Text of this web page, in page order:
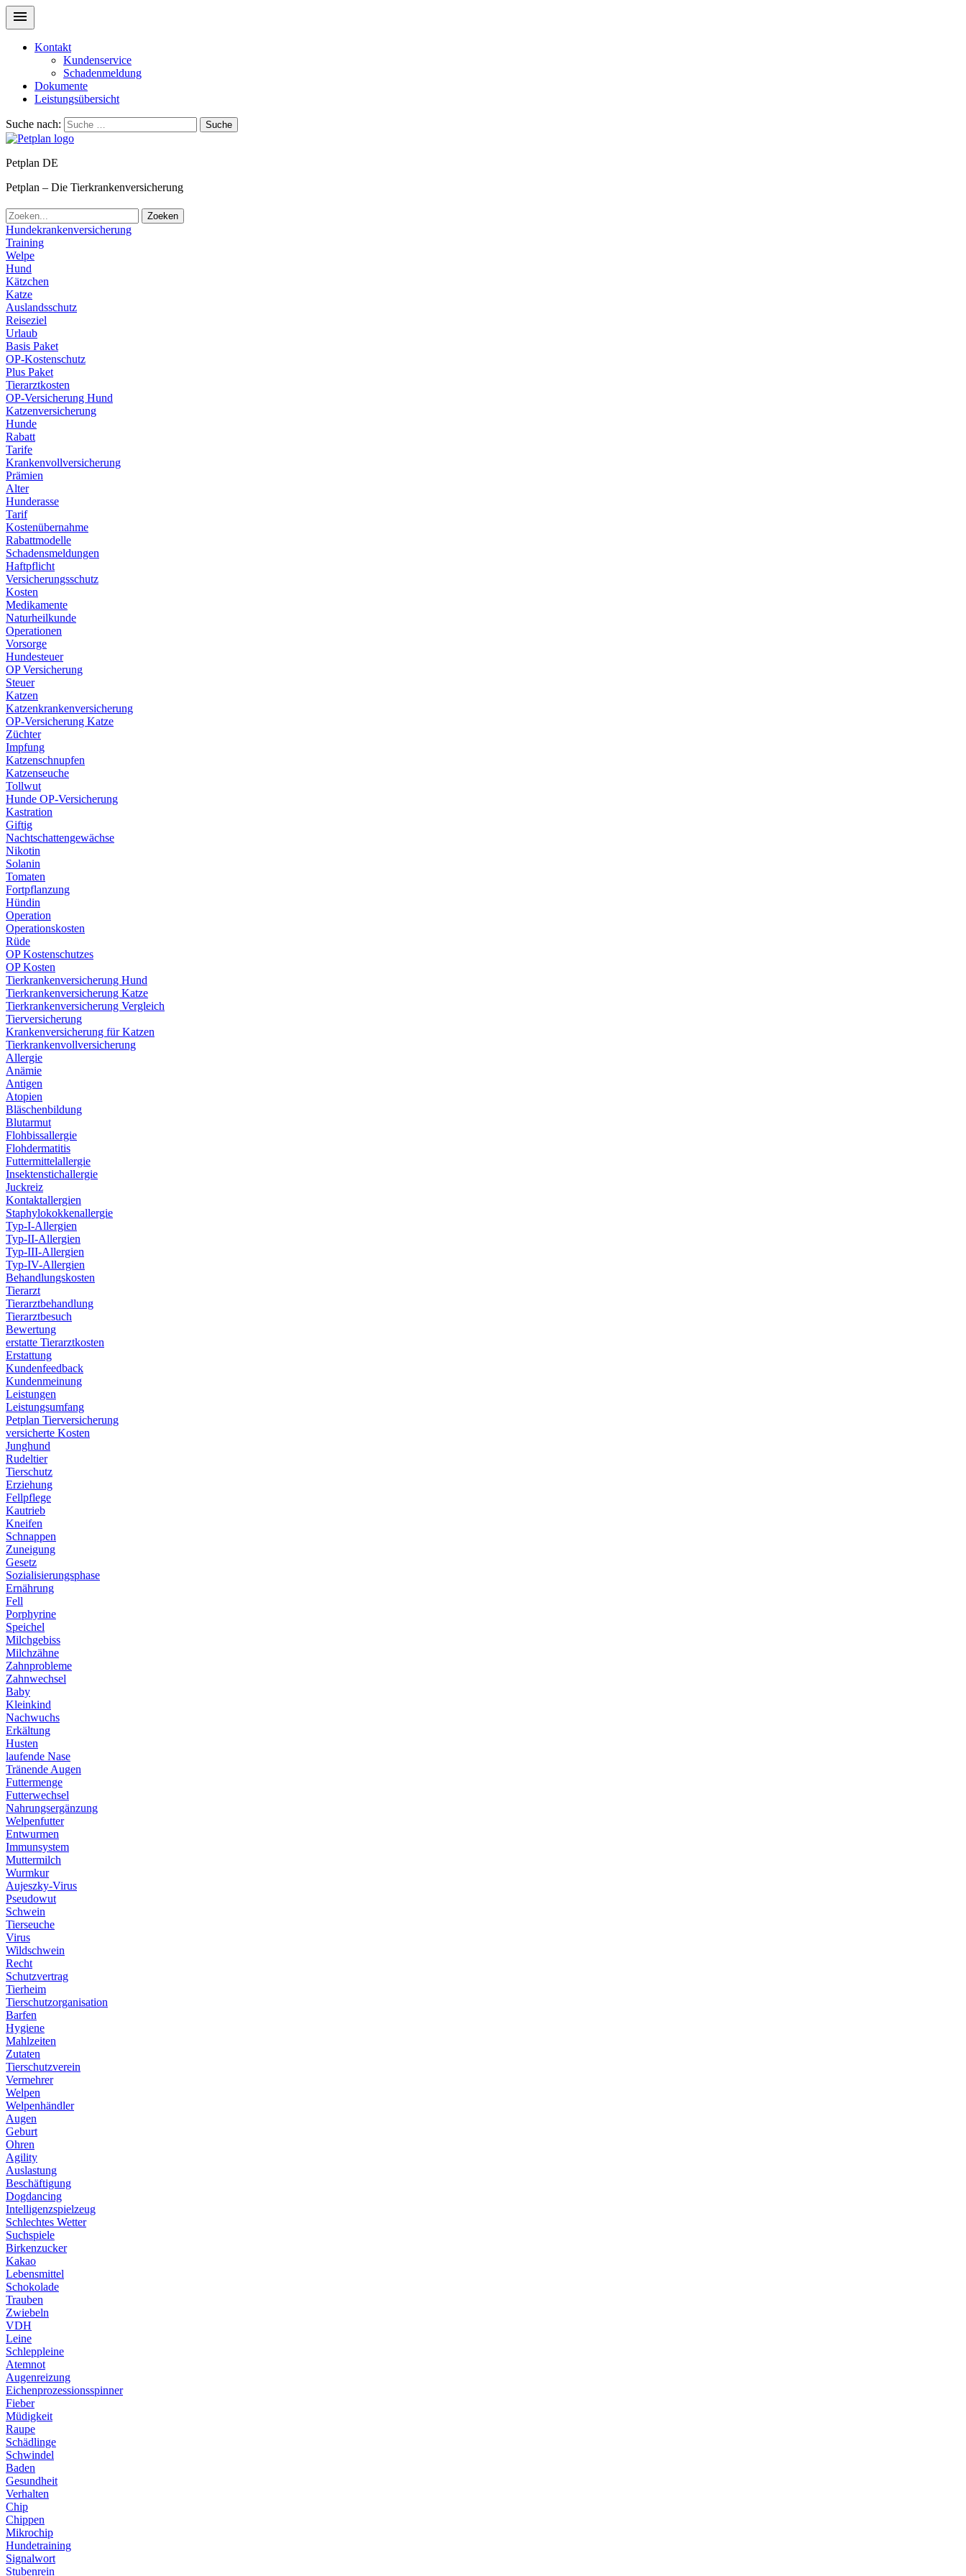
Kontakt
Kundenservice
Schadenmeldung
Dokumente
Leistungsübersicht
Suche nach: Suche
Petplan DE
Petplan – Die Tierkrankenversicherung
Zoeken
Hundekrankenversicherung
Training
Welpe
Hund
Kätzchen
Katze
Auslandsschutz
Reiseziel
Urlaub
Basis Paket
OP-Kostenschutz
Plus Paket
Tierarztkosten
OP-Versicherung Hund
Katzenversicherung
Hunde
Rabatt
Tarife
Krankenvollversicherung
Prämien
Alter
Hunderasse
Tarif
Kostenübernahme
Rabattmodelle
Schadensmeldungen
Haftpflicht
Versicherungsschutz
Kosten
Medikamente
Naturheilkunde
Operationen
Vorsorge
Hundesteuer
OP Versicherung
Steuer
Katzen
Katzenkrankenversicherung
OP-Versicherung Katze
Züchter
Impfung
Katzenschnupfen
Katzenseuche
Tollwut
Hunde OP-Versicherung
Kastration
Giftig
Nachtschattengewächse
Nikotin
Solanin
Tomaten
Fortpflanzung
Hündin
Operation
Operationskosten
Rüde
OP Kostenschutzes
OP Kosten
Tierkrankenversicherung Hund
Tierkrankenversicherung Katze
Tierkrankenversicherung Vergleich
Tierversicherung
Krankenversicherung für Katzen
Tierkrankenvollversicherung
Allergie
Anämie
Antigen
Atopien
Bläschenbildung
Blutarmut
Flohbissallergie
Flohdermatitis
Futtermittelallergie
Insektenstichallergie
Juckreiz
Kontaktallergien
Staphylokokkenallergie
Typ-I-Allergien
Typ-II-Allergien
Typ-III-Allergien
Typ-IV-Allergien
Behandlungskosten
Tierarzt
Tierarztbehandlung
Tierarztbesuch
Bewertung
erstatte Tierarztkosten
Erstattung
Kundenfeedback
Kundenmeinung
Leistungen
Leistungsumfang
Petplan Tierversicherung
versicherte Kosten
Junghund
Rudeltier
Tierschutz
Erziehung
Fellpflege
Kautrieb
Kneifen
Schnappen
Zuneigung
Gesetz
Sozialisierungsphase
Ernährung
Fell
Porphyrine
Speichel
Milchgebiss
Milchzähne
Zahnprobleme
Zahnwechsel
Baby
Kleinkind
Nachwuchs
Erkältung
Husten
laufende Nase
Tränende Augen
Futtermenge
Futterwechsel
Nahrungsergänzung
Welpenfutter
Entwurmen
Immunsystem
Muttermilch
Wurmkur
Aujeszky-Virus
Pseudowut
Schwein
Tierseuche
Virus
Wildschwein
Recht
Schutzvertrag
Tierheim
Tierschutzorganisation
Barfen
Hygiene
Mahlzeiten
Zutaten
Tierschutzverein
Vermehrer
Welpen
Welpenhändler
Augen
Geburt
Ohren
Agility
Auslastung
Beschäftigung
Dogdancing
Intelligenzspielzeug
Schlechtes Wetter
Suchspiele
Birkenzucker
Kakao
Lebensmittel
Schokolade
Trauben
Zwiebeln
VDH
Leine
Schleppleine
Atemnot
Augenreizung
Eichenprozessionsspinner
Fieber
Müdigkeit
Raupe
Schädlinge
Schwindel
Baden
Gesundheit
Verhalten
Chip
Chippen
Mikrochip
Hundetraining
Signalwort
Stubenrein